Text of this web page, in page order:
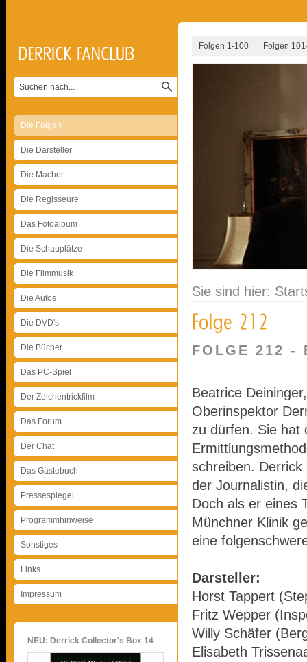
Die Folgen
Die Darsteller
Die Macher
Die Regisseure
Das Fotoalbum
Die Schauplätze
Die Filmmusik
Die Autos
Die DVD's
Die Bücher
Das PC-Spiel
Der Zeichentrickfilm
Das Forum
Der Chat
Das Gästebuch
Pressespiegel
Programmhinweise
Sonstiges
Links
Impressum
NEU: Derrick Collector's Box 14
Folgen 1-100 Folgen
Sie sind hier:
FOLGE 212 -
Beatrice
Oberinspektor
zu dürfen. Sie hat
schreiben.
der Journalistin,
Doch als er eines
Münchner Klinik
eine
Darsteller:
Horst Tappert
Fritz Wepper
Willy Schäfer
Elisabeth